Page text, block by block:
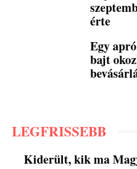
érte
Egy
bajt
LEGFRISSEBB
Kiderült, kik ma